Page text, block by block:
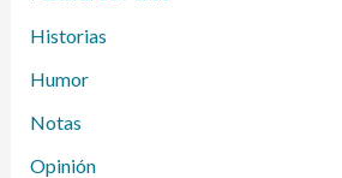
Historias
Humor
Notas
Opinión